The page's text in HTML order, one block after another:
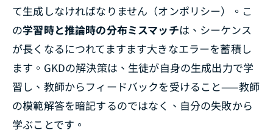
て生成しなければなりません（オンポリシー）。こ
の学習時と推論時の分布ミスマッチは、シーケンス
が長くなるにつれてますます大きなエラーを蓄積し
ます。GKDの解決策は、生徒が自身の生成出力で学
習し、教師からフィードバックを受けること——教師
の模範解答を暗記するのではなく、自分の失敗から
学ぶことです。